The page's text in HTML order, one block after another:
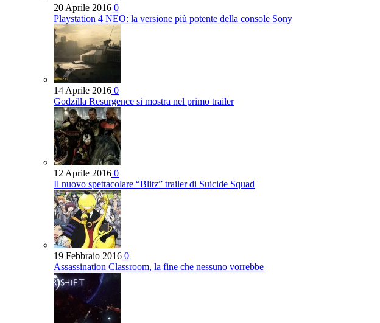
20 Aprile 2016 0
Playstation 4 NEO: la versione più potente della console Sony
14 Aprile 2016 0
Godzilla Resurgence si mostra nel primo trailer
12 Aprile 2016 0
Il nuovo spettacolare “Blitz” trailer di Suicide Squad
19 Febbraio 2016 0
Assassination Classroom, la fine che nessuno vorrebbe